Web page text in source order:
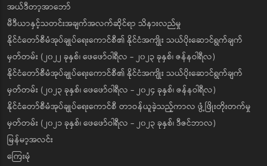
အယ်ဒီတာ့အာဘော်
မီဒီယာနှင့်သတင်းအချက်အလက်ဆိုင်ရာ သိနားလည်မှု
နိုင်ငံတော်စီမံအုပ်ချုပ်ရေးကောင်စီ၏ နိုင်ငံအကျိုး သယ်ပိုးဆောင်ရွက်ချက်
မှတ်တမ်း (၂၀၂၂ ခုနှစ်၊ ဖေဖော်ဝါရီလ - ၂၀၂၃ ခုနှစ်၊ ဇန်နဝါရီလ)
နိုင်ငံတော်စီမံအုပ်ချုပ်ရေးကောင်စီ၏ နိုင်ငံအကျိုး သယ်ပိုးဆောင်ရွက်ချက်
မှတ်တမ်း (၂၀၂၃ ခုနှစ်၊ ဖေဖော်ဝါရီလ - ၂၀၂၄ ခုနှစ်၊ ဇန်နဝါရီလ)
နိုင်ငံတော်စီမံအုပ်ချုပ်ရေးကောင်စီ တာဝန်ယူခဲ့သည့်ကာလ ဖွံ့ဖြိုးတိုးတက်မှု
မှတ်တမ်း (၂၀၂၁ ခုနှစ်၊ ဖေဖော်ဝါရီလ - ၂၀၂၃ ခုနှစ်၊ ဒီဇင်ဘာလ)
မြန်မာ့အလင်း
ကြေးမုံ